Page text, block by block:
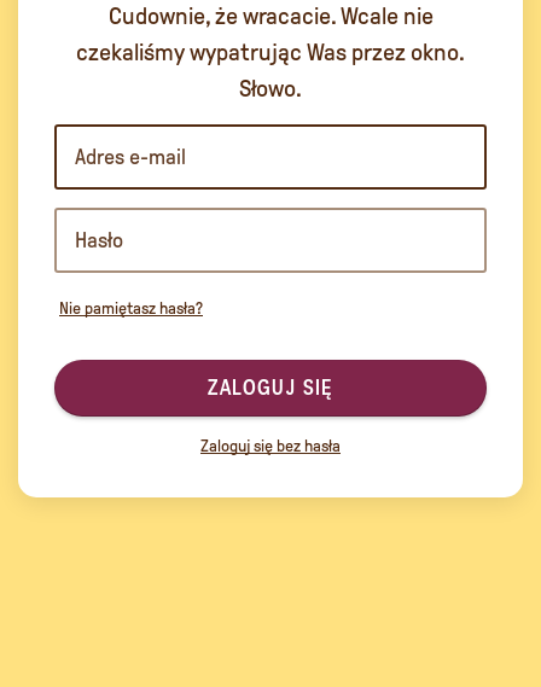
Cudownie, że wracacie. Wcale nie
czekaliśmy wypatrując Was przez okno.
Słowo.
Nie pamiętasz hasła?
ZALOGUJ SIĘ
Zaloguj się bez hasła